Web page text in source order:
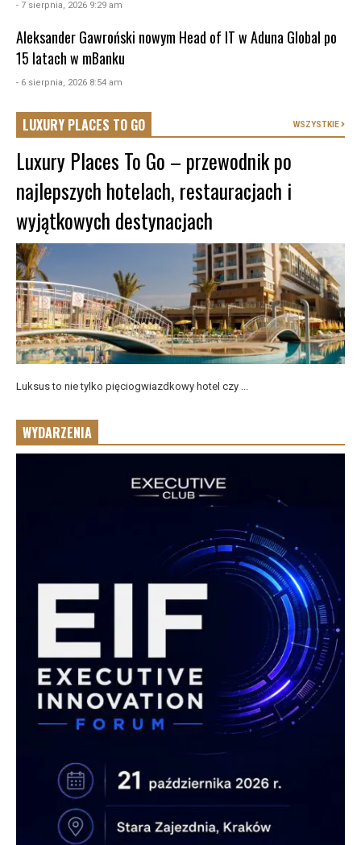
- 7 sierpnia, 2026 9:29 am
Aleksander Gawroński nowym Head of IT w Aduna Global po
15 latach w mBanku
- 6 sierpnia, 2026 8:54 am
LUXURY PLACES TO GO WSZYSTKIE
Luxury Places To Go – przewodnik po
najlepszych hotelach, restauracjach i
wyjątkowych destynacjach
Luksus to nie tylko pięciogwiazdkowy hotel czy ...
WYDARZENIA